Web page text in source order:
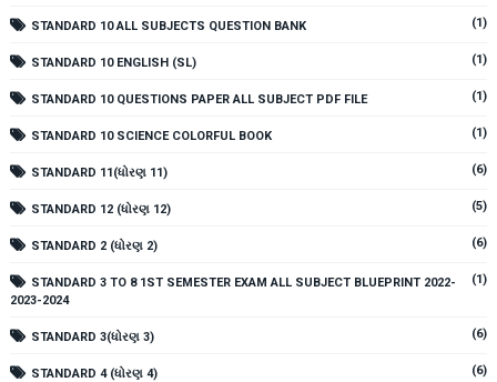
STANDARD 10 ALL SUBJECTS QUESTION BANK (1)
STANDARD 10 ENGLISH (SL) (1)
STANDARD 10 QUESTIONS PAPER ALL SUBJECT PDF FILE (1)
STANDARD 10 SCIENCE COLORFUL BOOK (1)
STANDARD 11(ધોરણ 11) (6)
STANDARD 12 (ધોરણ 12) (5)
STANDARD 2 (ધોરણ 2) (6)
STANDARD 3 TO 8 1ST SEMESTER EXAM ALL SUBJECT BLUEPRINT 2022-
2023-2024
(1)
STANDARD 3(ધોરણ 3) (6)
STANDARD 4 (ધોરણ 4) (6)